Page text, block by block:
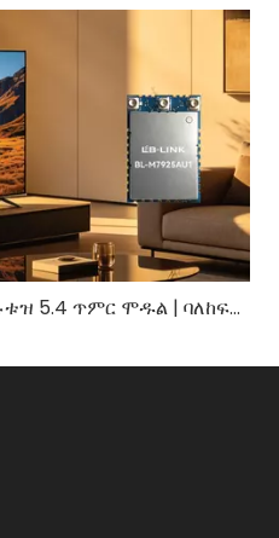
BL-M7925AU1 WiFi 7 + ብሉቱዝ 5.4 ጥምር ሞዱል | ባለከፍተኛ ፍጥነት ባለሶስት ባንድ ገመድ አልባ መፍትሄ